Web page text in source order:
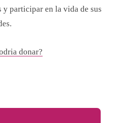
y participar en la vida de sus
donar?